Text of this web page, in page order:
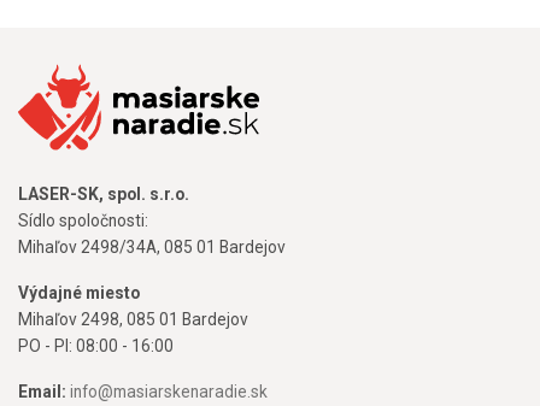
LASER-SK, spol. s.r.o.
Sídlo spoločnosti:
Mihaľov 2498/34A, 085 01 Bardejov
Výdajné miesto
Mihaľov 2498, 085 01 Bardejov
PO - PI: 08:00 - 16:00
Email: info@masiarskenaradie.sk